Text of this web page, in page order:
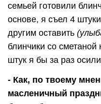
семьей готовили
основе, я съел 4
другим оставить
блинчики со
штук я бы за раз
- Как, по твоему
масленичный